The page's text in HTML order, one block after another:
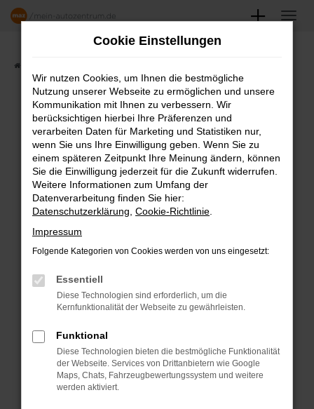
Zum
FAHRZEUGSHOWROOM
Fehler: Network Error
Beim Laden ist ein Fehler aufgetreten.
Hier sind ein paar Tipps, die dir helfen können:
Überprüfe deine Firewall und deine
Laden andere Webseiten, zum Beispiel
deine Suchmaschine?
Manche Erweiterungen, wie Werbeblocker,
können das Laden bestimmter Seiten
verhindern. Funktioniert die Seite in einem
anderen Browser oder in einem privaten
Cookie Einstellungen
Wir nutzen Cookies, um Ihnen die bestmögliche
Nutzung unserer Webseite zu ermöglichen und unsere
Kommunikation mit Ihnen zu verbessern. Wir
berücksichtigen hierbei Ihre Präferenzen und
verarbeiten Daten für Marketing und Statistiken nur,
wenn Sie uns Ihre Einwilligung geben. Wenn Sie zu
einem späteren Zeitpunkt Ihre Meinung ändern, können
Sie die Einwilligung jederzeit für die Zukunft widerrufen.
Weitere Informationen zum Umfang der
Datenverarbeitung finden Sie hier:
Datenschutzerklärung Cookie-Richtlinie
Impressum
Folgende Kategorien von Cookies werden von uns eingesetzt:
Essentiell
Diese Technologien sind erforderlich, um die
Kernfunktionalität der Webseite zu gewährleisten.
Funktional
Diese Technologien bieten die bestmögliche Funktionalität
der Webseite. Services von Drittanbietern wie Google
Maps, Chats, Fahrzeugbewertungssystem und weitere
werden aktiviert.